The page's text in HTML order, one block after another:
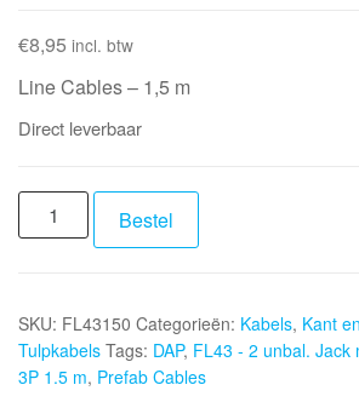
€8,95 incl. btw
Line Cables – 1,5 m
Direct leverbaar
DAP
FL43
unbal.
Jack
mono
Bestel
SKU: FL43150 Categorieën: Kabels, Kant
Tulpkabels Tags: DAP, FL43 - 2 unbal. Jack
3P 1.5 m, Prefab Cables